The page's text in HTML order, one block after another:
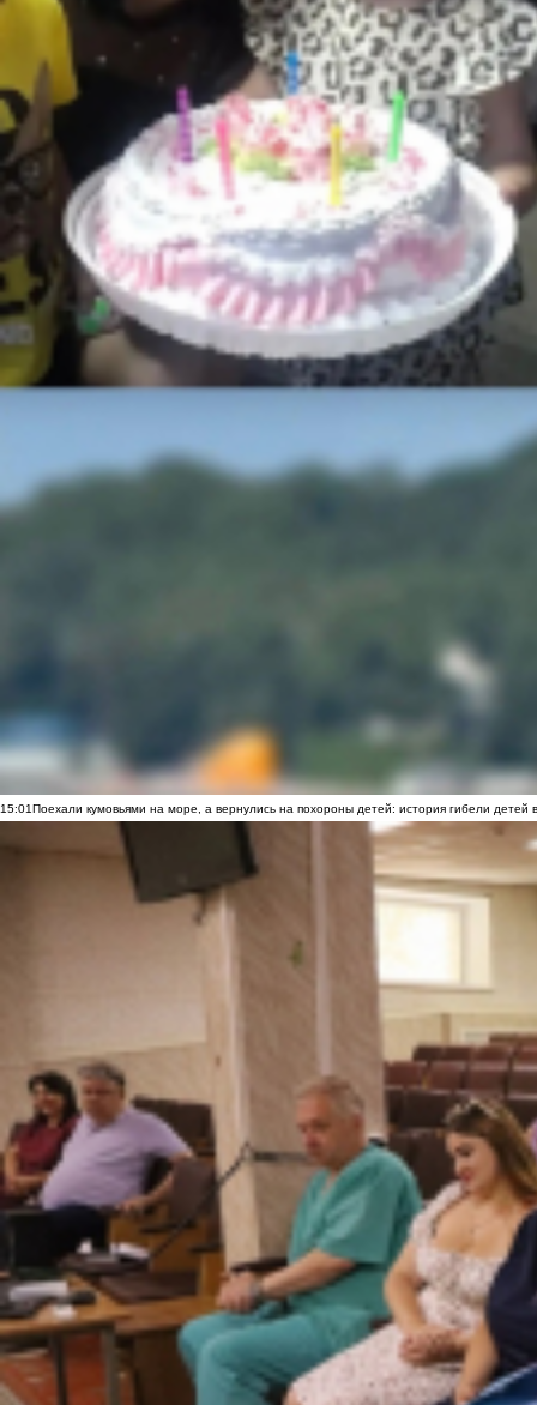
15:01Поехали кумовьями на море, а вернулись на похороны детей: история гибели детей